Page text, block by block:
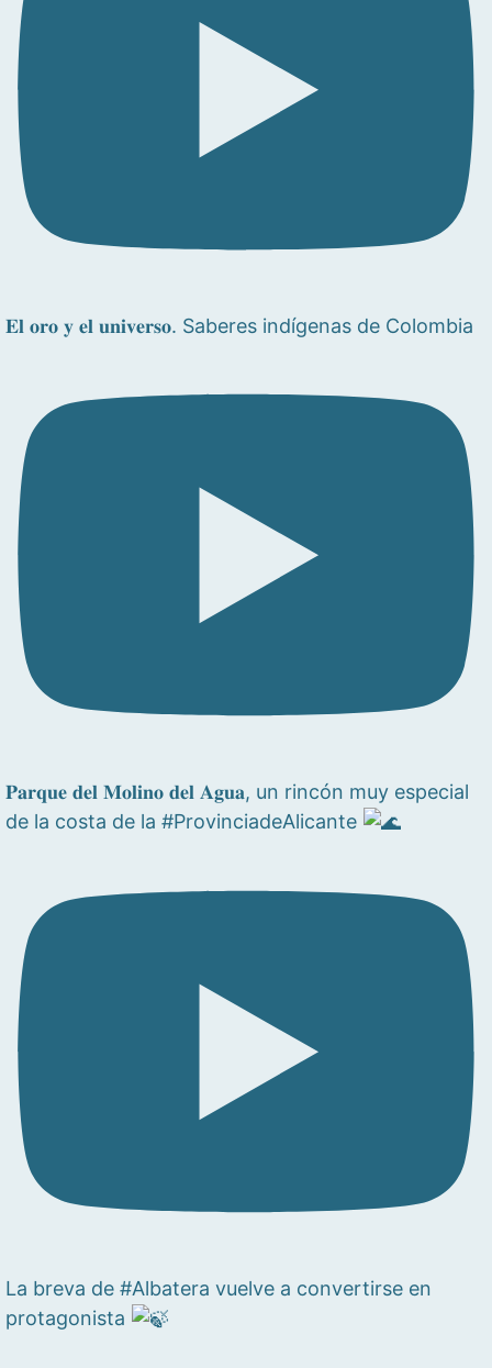
𝐄𝐥 𝐨𝐫𝐨 𝐲 𝐞𝐥 𝐮𝐧𝐢𝐯𝐞𝐫𝐬𝐨. Saberes indígenas de Colombia
𝐏𝐚𝐫𝐪𝐮𝐞 𝐝𝐞𝐥 𝐌𝐨𝐥𝐢𝐧𝐨 𝐝𝐞𝐥 𝐀𝐠𝐮𝐚, un rincón muy especial
de la costa de la #ProvinciadeAlicante
La breva de #Albatera vuelve a convertirse en
protagonista